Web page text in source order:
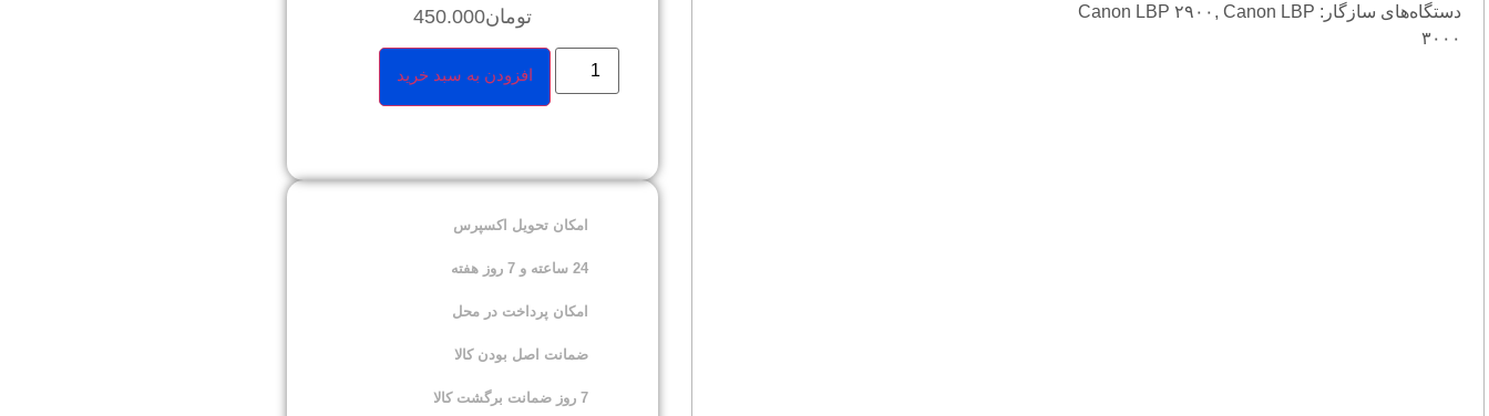
تومان450.000
افزودن به سبد خرید
امکان تحویل اکسپرس
24 ساعته و 7 روز هفته
امکان پرداخت در محل
ضمانت اصل بودن کالا
7 روز ضمانت برگشت کالا
دستگاه‌های سازگار: Canon LBP ۲۹۰۰, Canon LBP
۳۰۰۰